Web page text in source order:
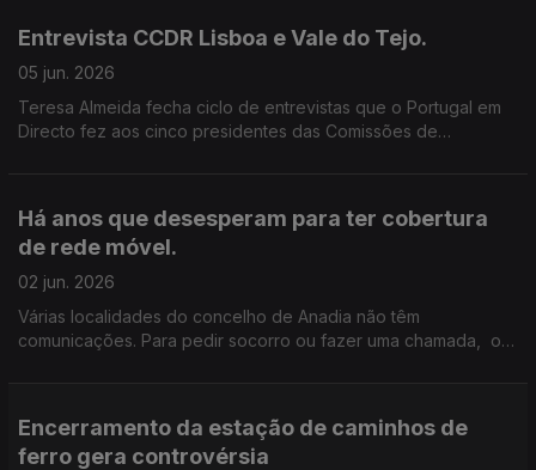
Entrevista CCDR Lisboa e Vale do Tejo.
05 jun. 2026
Teresa Almeida fecha ciclo de entrevistas que o Portugal em
Directo fez aos cinco presidentes das Comissões de
Há anos que desesperam para ter cobertura
de rede móvel.
02 jun. 2026
Várias localidades do concelho de Anadia não têm
comunicações. Para pedir socorro ou fazer uma chamada, os
Encerramento da estação de caminhos de
ferro gera controvérsia